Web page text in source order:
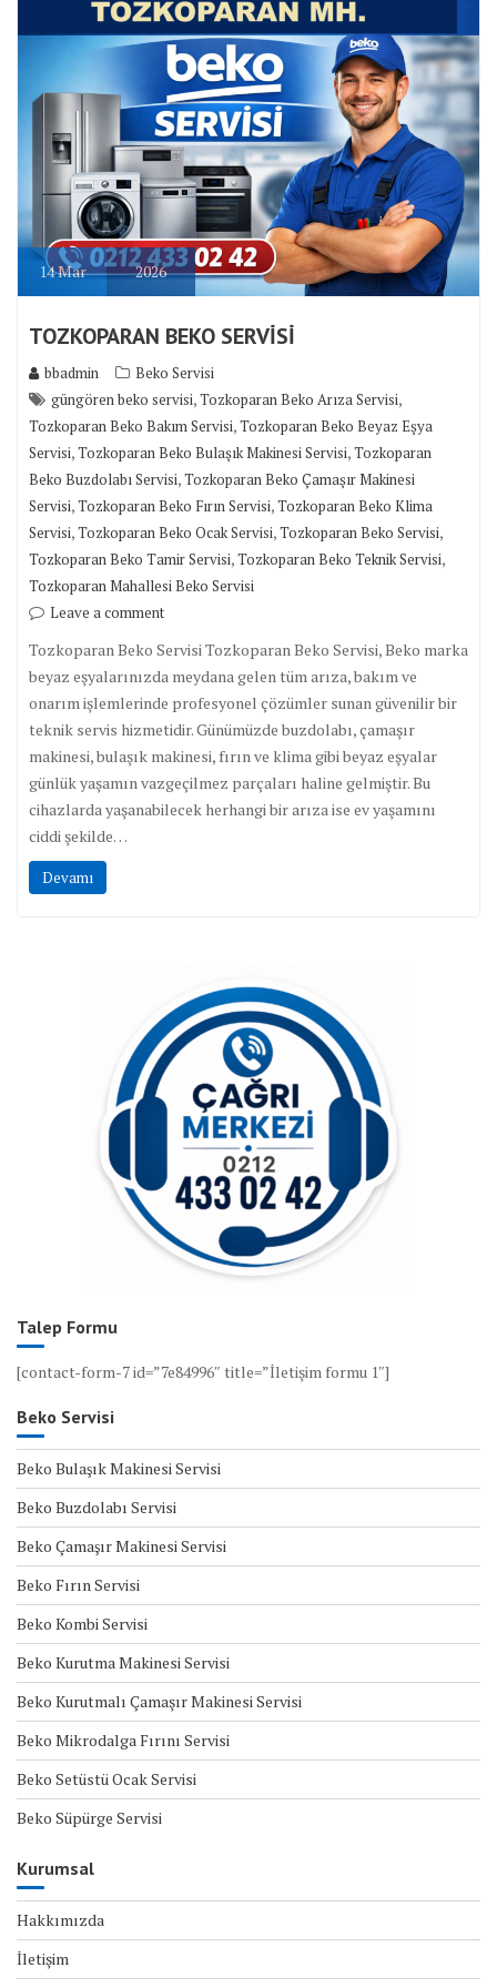
14Mar 2026
TOZKOPARAN BEKO SERVİSİ
bbadmin
Beko Servisi
güngören beko servisi,Tozkoparan Beko Arıza Servisi,
Tozkoparan Beko Bakım Servisi,Tozkoparan Beko Beyaz Eşya
Servisi,Tozkoparan Beko Bulaşık Makinesi Servisi,Tozkoparan
Beko Buzdolabı Servisi,Tozkoparan Beko Çamaşır Makinesi
Servisi,Tozkoparan Beko Fırın Servisi,Tozkoparan Beko Klima
Servisi,Tozkoparan Beko Ocak Servisi,Tozkoparan Beko Servisi,
Tozkoparan Beko Tamir Servisi,Tozkoparan Beko Teknik Servisi,
Tozkoparan Mahallesi Beko Servisi
Leave a comment
Tozkoparan Beko Servisi Tozkoparan Beko Servisi, Beko marka
beyaz eşyalarınızda meydana gelen tüm arıza, bakım ve
onarım işlemlerinde profesyonel çözümler sunan güvenilir bir
teknik servis hizmetidir. Günümüzde buzdolabı, çamaşır
makinesi, bulaşık makinesi, fırın ve klima gibi beyaz eşyalar
günlük yaşamın vazgeçilmez parçaları haline gelmiştir. Bu
cihazlarda yaşanabilecek herhangi bir arıza ise ev yaşamını
ciddi şekilde…
Devamı
Talep Formu
[contact-form-7 id=”7e84996″ title=”İletişim formu 1″]
Beko Servisi
Beko Bulaşık Makinesi Servisi
Beko Buzdolabı Servisi
Beko Çamaşır Makinesi Servisi
Beko Fırın Servisi
Beko Kombi Servisi
Beko Kurutma Makinesi Servisi
Beko Kurutmalı Çamaşır Makinesi Servisi
Beko Mikrodalga Fırını Servisi
Beko Setüstü Ocak Servisi
Beko Süpürge Servisi
Kurumsal
Hakkımızda
İletişim